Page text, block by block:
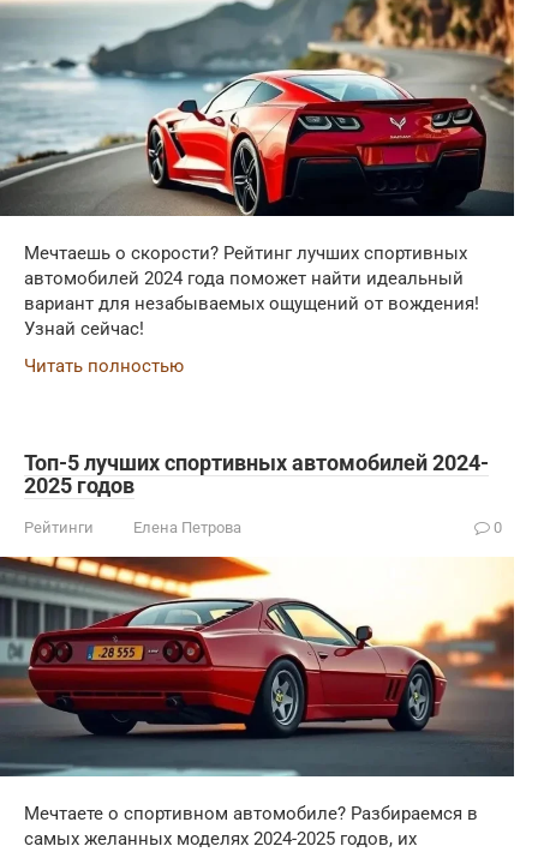
Мечтаешь о скорости? Рейтинг лучших спортивных
автомобилей 2024 года поможет найти идеальный
вариант для незабываемых ощущений от вождения!
Узнай сейчас!
Читать полностью
Топ-5 лучших спортивных автомобилей 2024-
2025 годов
Рейтинги Елена Петрова 0
Мечтаете о спортивном автомобиле? Разбираемся в
самых желанных моделях 2024-2025 годов, их